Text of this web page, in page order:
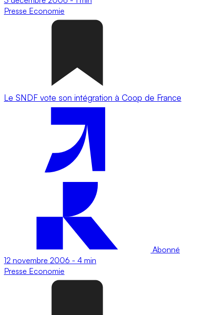
Presse Economie
Le SNDF vote son intégration à Coop de France
Abonné
12 novembre 2006 - 4 min
Presse Economie